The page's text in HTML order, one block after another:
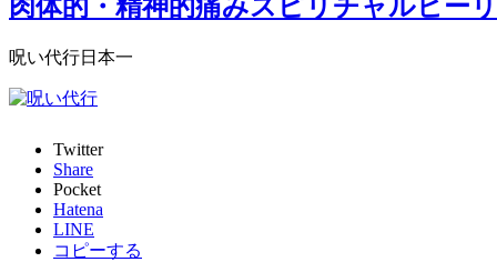
肉体的・精神的痛みスピリチャルヒー
呪い代行日本一
Twitter
Share
Pocket
Hatena
LINE
コピーする